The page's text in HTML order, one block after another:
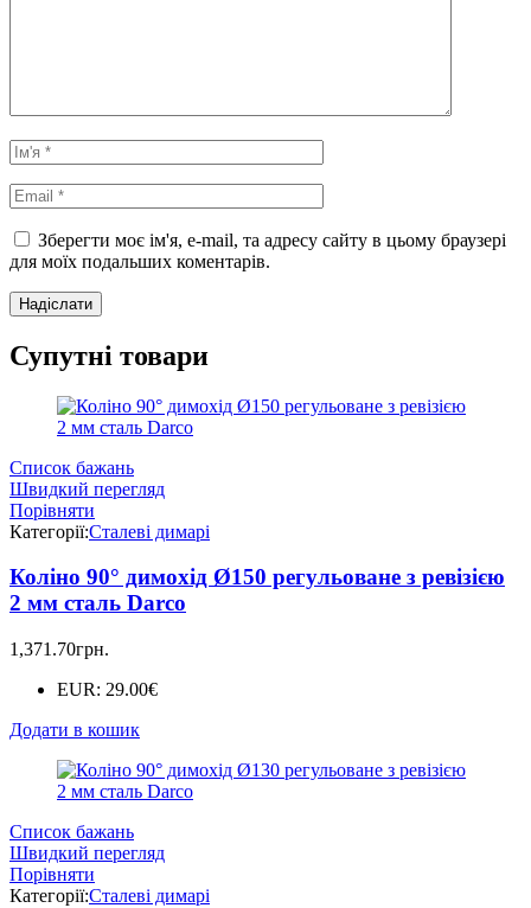
Зберегти моє ім'я, e-mail, та адресу сайту в цьому браузері
для моїх подальших коментарів.
Супутні товари
Список бажань
Швидкий перегляд
Порівняти
Категорії:Сталеві димарі
Коліно 90° димохід Ø150 регульоване з ревізією
2 мм сталь Darco
1,371.70грн.
EUR: 29.00€
Додати в кошик
Список бажань
Швидкий перегляд
Порівняти
Категорії:Сталеві димарі